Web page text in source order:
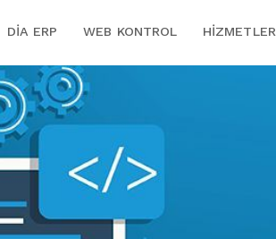
DİA ERP WEB KONTROL HIZMETLER